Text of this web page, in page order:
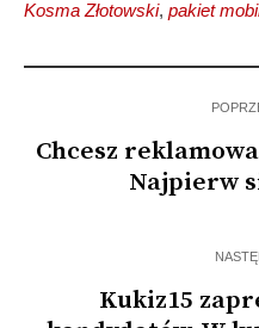
Kosma Złotowski, pakiet
Chcesz
Najpierw
Kukiz15